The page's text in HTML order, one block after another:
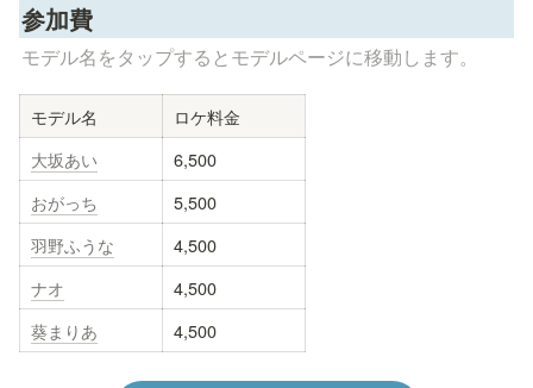
参加費
モデル名をタップするとモデルページに移動します。
モデル名
ロケ料金
大坂あい
6,500
おがっち
5,500
羽野ふうな
4,500
ナオ
4,500
葵まりあ
4,500